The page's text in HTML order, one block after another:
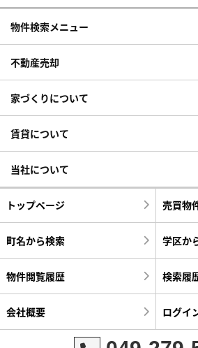
物件検索メニュー
不動産売却
家づくりについて
賃貸について
当社について
トップページ 売買物
町名から検索 学区か
物件閲覧履歴 検索履
会社概要 ログイ